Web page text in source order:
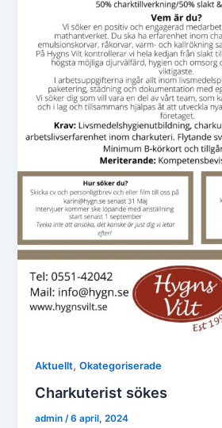
Aktuellt,Okategoriserade
Charkuterist sökes
admin/6 april, 2024